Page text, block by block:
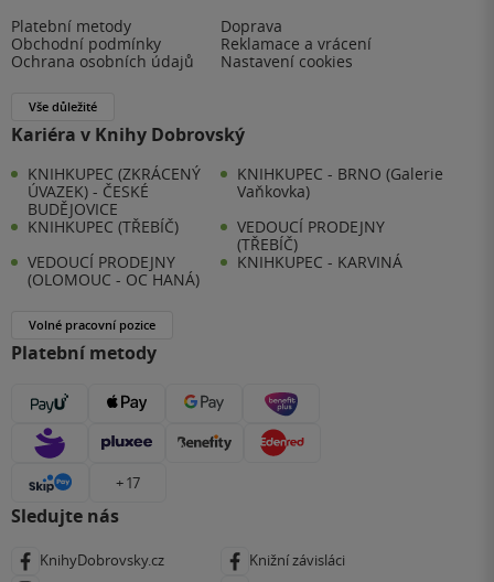
Platební metody
Doprava
Obchodní podmínky
Reklamace a vrácení
Ochrana osobních údajů
Nastavení cookies
Vše důležité
Kariéra v Knihy Dobrovský
KNIHKUPEC (ZKRÁCENÝ
ÚVAZEK) - ČESKÉ
BUDĚJOVICE
KNIHKUPEC - BRNO (Galerie
Vaňkovka)
KNIHKUPEC (TŘEBÍČ)
VEDOUCÍ PRODEJNY
(TŘEBÍČ)
VEDOUCÍ PRODEJNY
(OLOMOUC - OC HANÁ)
KNIHKUPEC - KARVINÁ
Volné pracovní pozice
Platební metody
+ 17
Sledujte nás
KnihyDobrovsky.cz
Knižní závisláci